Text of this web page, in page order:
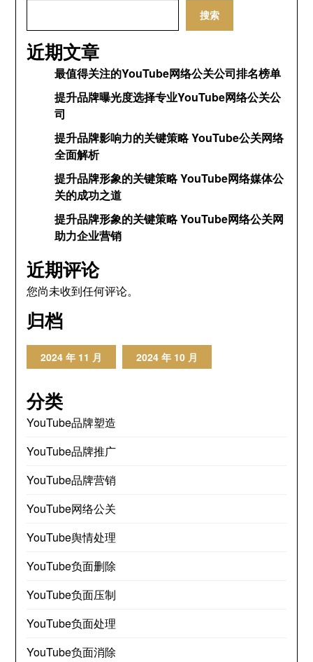
搜索
近期文章
最值得关注的YouTube网络公关公司排名榜单
提升品牌曝光度选择专业YouTube网络公关公
司
提升品牌影响力的关键策略 YouTube公关网络
全面解析
提升品牌形象的关键策略 YouTube网络媒体公
关的成功之道
提升品牌形象的关键策略 YouTube网络公关网
助力企业营销
近期评论
您尚未收到任何评论。
归档
2024 年 11 月 2024 年 10 月
分类
YouTube品牌塑造
YouTube品牌推广
YouTube品牌营销
YouTube网络公关
YouTube舆情处理
YouTube负面删除
YouTube负面压制
YouTube负面处理
YouTube负面消除